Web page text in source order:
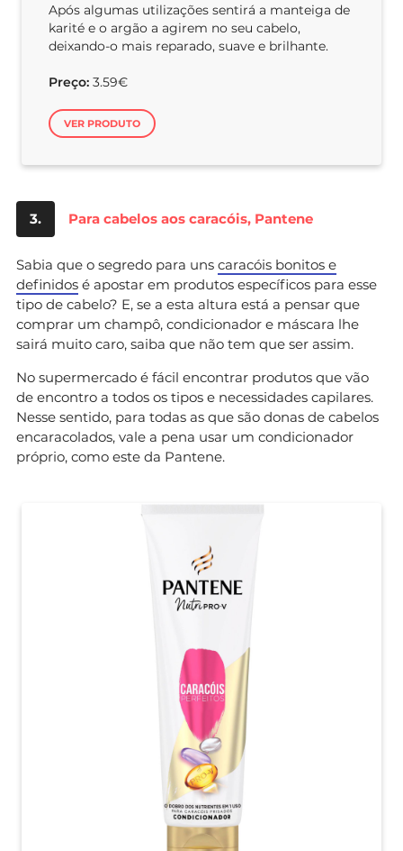
Após algumas utilizações sentirá a manteiga de
karité e o argão a agirem no seu cabelo,
deixando-o mais reparado, suave e brilhante.
Preço: 3.59€
VER PRODUTO
3. Para cabelos aos caracóis, Pantene
Sabia que o segredo para uns caracóis bonitos e
definidos é apostar em produtos específicos para esse
tipo de cabelo? E, se a esta altura está a pensar que
comprar um champô, condicionador e máscara lhe
sairá muito caro, saiba que não tem que ser assim.
No supermercado é fácil encontrar produtos que vão
de encontro a todos os tipos e necessidades capilares.
Nesse sentido, para todas as que são donas de cabelos
encaracolados, vale a pena usar um condicionador
próprio, como este da Pantene.